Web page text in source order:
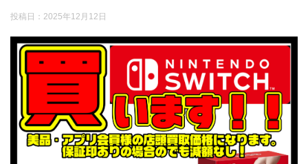
投稿日： 2025年12月12日